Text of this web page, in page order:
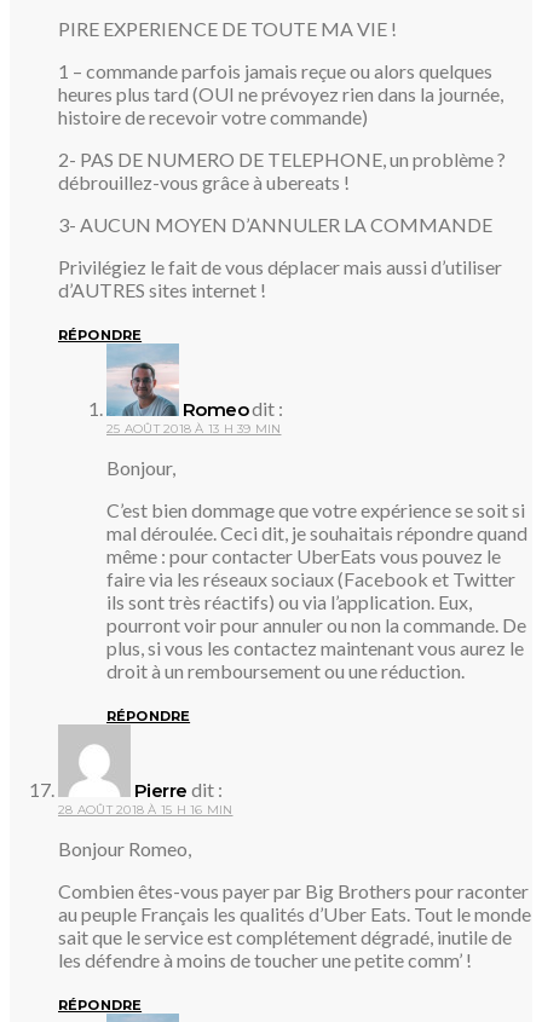
PIRE EXPERIENCE DE TOUTE MA VIE !
1 – commande parfois jamais reçue ou alors quelques
heures plus tard (OUI ne prévoyez rien dans la journée,
histoire de recevoir votre commande)
2- PAS DE NUMERO DE TELEPHONE, un problème ?
débrouillez-vous grâce à ubereats !
3- AUCUN MOYEN D’ANNULER LA COMMANDE
Privilégiez le fait de vous déplacer mais aussi d’utiliser
d’AUTRES sites internet !
RÉPONDRE
Romeodit :
25 AOÛT 2018 À 13 H 39 MIN
Bonjour,
C’est bien dommage que votre expérience se soit si
mal déroulée. Ceci dit, je souhaitais répondre quand
même : pour contacter UberEats vous pouvez le
faire via les réseaux sociaux (Facebook et Twitter
ils sont très réactifs) ou via l’application. Eux,
pourront voir pour annuler ou non la commande. De
plus, si vous les contactez maintenant vous aurez le
droit à un remboursement ou une réduction.
RÉPONDRE
Pierre dit :
28 AOÛT 2018 À 15 H 16 MIN
Bonjour Romeo,
Combien êtes-vous payer par Big Brothers pour raconter
au peuple Français les qualités d’Uber Eats. Tout le monde
sait que le service est complétement dégradé, inutile de
les défendre à moins de toucher une petite comm’ !
RÉPONDRE